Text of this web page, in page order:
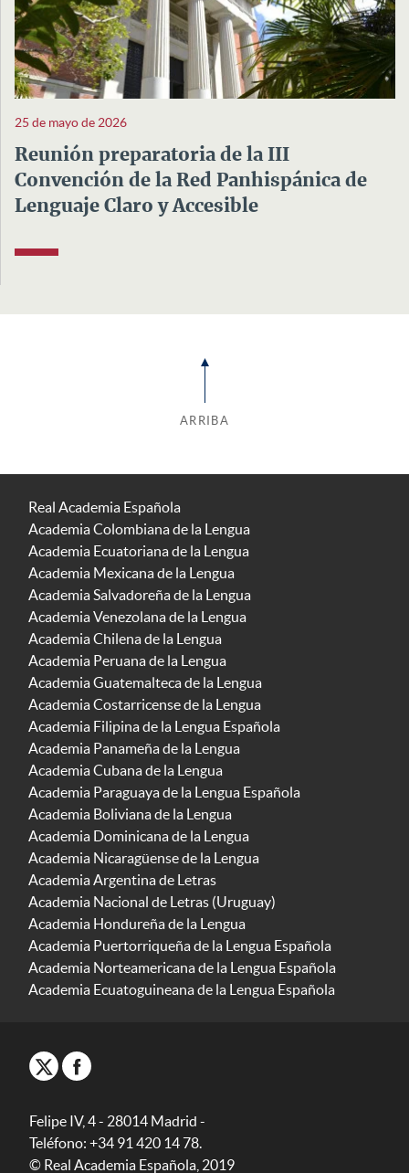
25 de mayo de 2026
Reunión preparatoria de la III
Convención de la Red Panhispánica de
Lenguaje Claro y Accesible
ARRIBA
Real Academia Española
Academia Colombiana de la Lengua
Academia Ecuatoriana de la Lengua
Academia Mexicana de la Lengua
Academia Salvadoreña de la Lengua
Academia Venezolana de la Lengua
Academia Chilena de la Lengua
Academia Peruana de la Lengua
Academia Guatemalteca de la Lengua
Academia Costarricense de la Lengua
Academia Filipina de la Lengua Española
Academia Panameña de la Lengua
Academia Cubana de la Lengua
Academia Paraguaya de la Lengua Española
Academia Boliviana de la Lengua
Academia Dominicana de la Lengua
Academia Nicaragüense de la Lengua
Academia Argentina de Letras
Academia Nacional de Letras (Uruguay)
Academia Hondureña de la Lengua
Academia Puertorriqueña de la Lengua Española
Academia Norteamericana de la Lengua Española
Academia Ecuatoguineana de la Lengua Española
Felipe IV, 4 - 28014 Madrid -
Teléfono: +34 91 420 14 78.
© Real Academia Española, 2019